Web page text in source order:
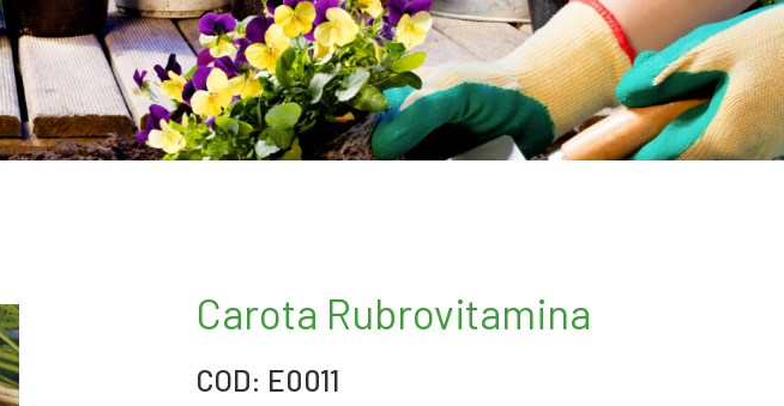
Carota Rubrovitamina
COD: E0011